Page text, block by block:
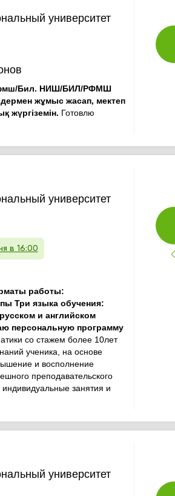
университет
Бил. НИШ/БИЛ/РФМШ
жұмыс жасап, мектеп
жүргіземін. Готовлю
университет
в 16:00
работы:
Три языка обучения:
и английском
персональную программу
со стажем более 10лет
ученика, на основе
и восполнение
преподавательского
занятия и
университет